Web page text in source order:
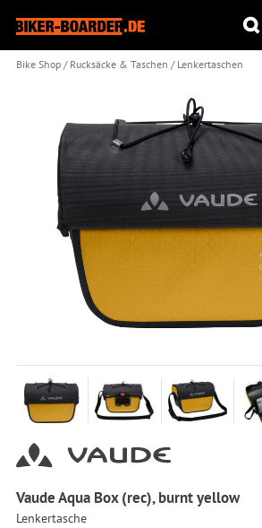
Bike Shop Rucksäcke & Taschen Lenkertaschen
Vaude Aqua Box (rec), burnt yellow
Lenkertasche